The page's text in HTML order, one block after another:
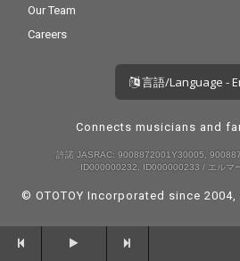
Our Team
Careers
言語/Language -
Connects musicians and
許諾 JASRAC: 9008872001Y30005,
ID000000232, ID000000233 / エルマ
© OTOTOY Incorporated since 2004,